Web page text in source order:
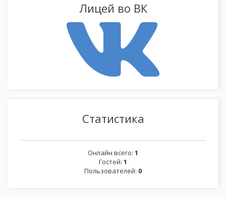
Лицей во ВК
Статистика
Онлайн всего: 1
Гостей: 1
Пользователей: 0